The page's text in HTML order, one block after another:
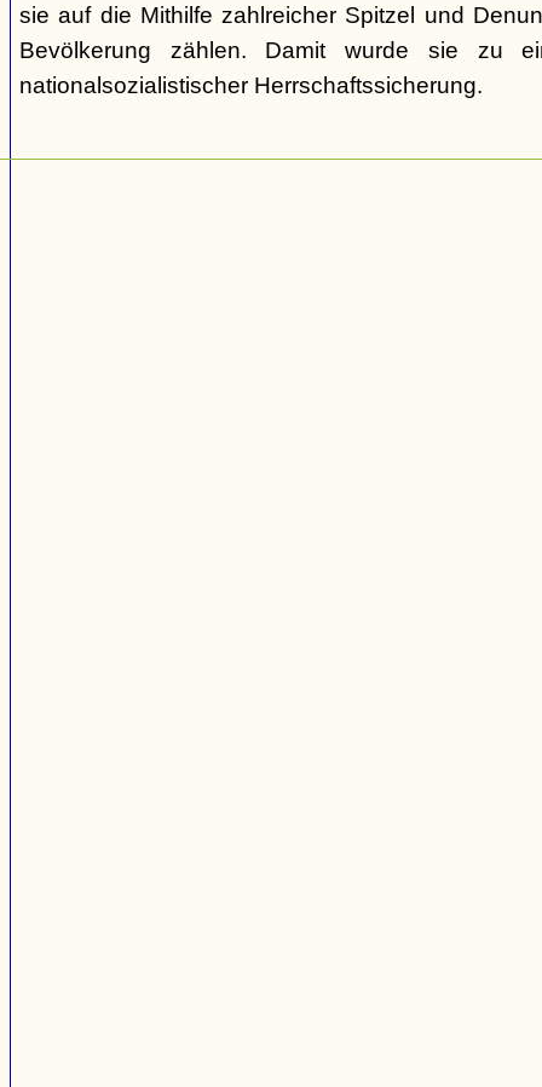
sie auf die Mithilfe zahlreicher Spitzel und
Bevölkerung zählen. Damit wurde sie zu
nationalsozialistischer Herrschaftssicherung.